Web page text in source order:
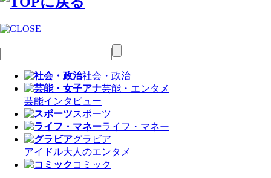
社会・政治
芸能・エンタメ
芸能インタビュー
スポーツ
ライフ・マネー
グラビア
アイドル大人のエンタメ
コミック